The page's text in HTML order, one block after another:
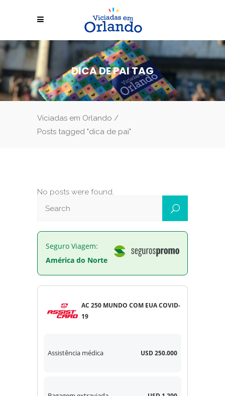
DICA DE PAI TAG
Viciadas em Orlando /
Posts tagged "dica de pai"
No posts were found.
Seguro Viagem:
América do Norte
AC 250 MUNDO COM EUA COVID-
19
Assistência médica USD 250.000